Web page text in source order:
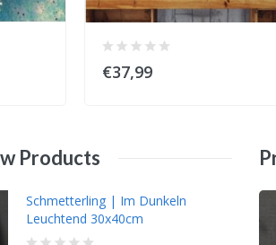
€37,99
Kätzchen 50x50cm
Products
Schmetterling | Im Dunkeln
Leuchtend 30x40cm